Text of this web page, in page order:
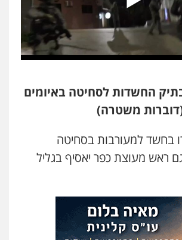
עו"ד שלי גורביץ – לוי
משפט פלילי פשיעה חמורה מעצרים
וחקירות צבאי תעבורה
0544218336
עורכי דין חן ברוך
דיני תעבורה מעצרים וחקירות
קארין לגטיוי
מעצרים וחקירות
עורכי דין טאי שרקי
אסירים תעבורה מרב"ד
החשדות לסחיטה באיומים
משטרה)
בחשד למעורבות בסחיטה
ראש מעוצת כפר יאסיף בגליל